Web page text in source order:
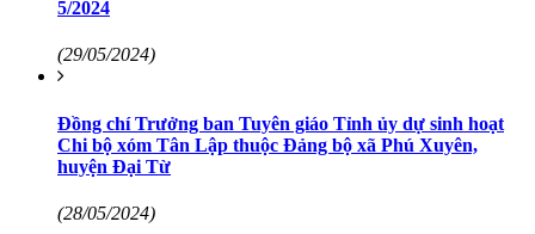
5/2024
(29/05/2024)
Đồng chí Trưởng ban Tuyên giáo Tỉnh ủy dự sinh hoạt
Chi bộ xóm Tân Lập thuộc Đảng bộ xã Phú Xuyên,
huyện Đại Từ
(28/05/2024)